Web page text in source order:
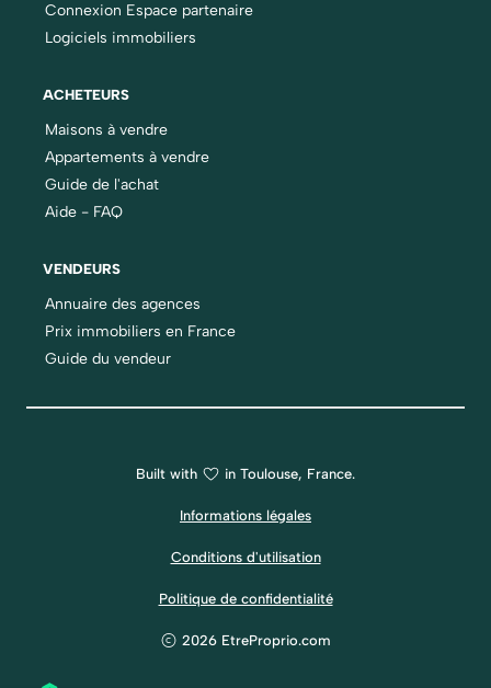
Connexion Espace partenaire
Logiciels immobiliers
ACHETEURS
Maisons à vendre
Appartements à vendre
Guide de l'achat
Aide - FAQ
VENDEURS
Annuaire des agences
Prix immobiliers en France
Guide du vendeur
Built with in Toulouse, France.
Informations légales
Conditions d'utilisation
Politique de confidentialité
2026 EtreProprio.com